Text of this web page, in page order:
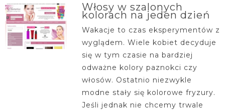
Włosy w szalonych
kolorach na jeden dzień
Wakacje to czas eksperymentów z
wyglądem. Wiele kobiet decyduje
się w tym czasie na bardziej
odważne kolory paznokci czy
włosów. Ostatnio niezwykle
modne stały się kolorowe fryzury.
Jeśli jednak nie chcemy trwale